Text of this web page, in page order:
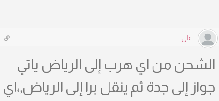
علي
الشحن من اي هرب إلى الرياض ياتي
جواز إلى جدة ثم ينقل برا إلى الرياض,،اي